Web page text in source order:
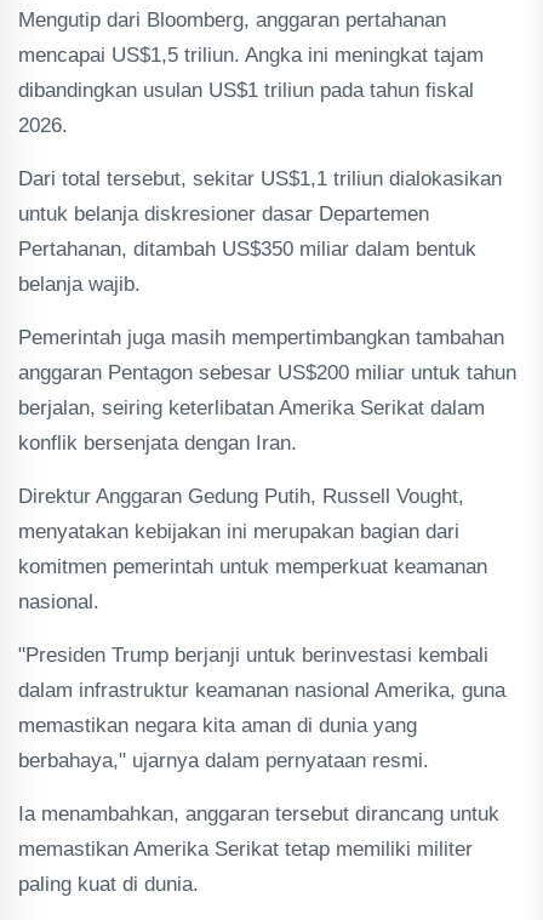
Mengutip dari Bloomberg, anggaran pertahanan
mencapai US$1,5 triliun. Angka ini meningkat tajam
dibandingkan usulan US$1 triliun pada tahun fiskal
2026.
Dari total tersebut, sekitar US$1,1 triliun dialokasikan
untuk belanja diskresioner dasar Departemen
Pertahanan, ditambah US$350 miliar dalam bentuk
belanja wajib.
Pemerintah juga masih mempertimbangkan tambahan
anggaran Pentagon sebesar US$200 miliar untuk tahun
berjalan, seiring keterlibatan Amerika Serikat dalam
konflik bersenjata dengan Iran.
Direktur Anggaran Gedung Putih, Russell Vought,
menyatakan kebijakan ini merupakan bagian dari
komitmen pemerintah untuk memperkuat keamanan
nasional.
"Presiden Trump berjanji untuk berinvestasi kembali
dalam infrastruktur keamanan nasional Amerika, guna
memastikan negara kita aman di dunia yang
berbahaya," ujarnya dalam pernyataan resmi.
Ia menambahkan, anggaran tersebut dirancang untuk
memastikan Amerika Serikat tetap memiliki militer
paling kuat di dunia.